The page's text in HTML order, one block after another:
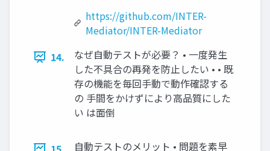
https://github.com/INTER-
Mediator/INTER-Mediator
14.
なぜ自動テストが必要？ • 一度発生
した不具合の再発を防止したい • • 既
存の機能を毎回手動で動作確認する
の 手間をかけずにより高品質にした
い は面倒
自動テストのメリット • 問題を素早